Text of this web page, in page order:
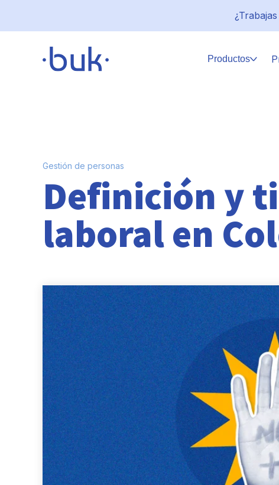
Productos
Gestión de personas
Definición y
laboral en